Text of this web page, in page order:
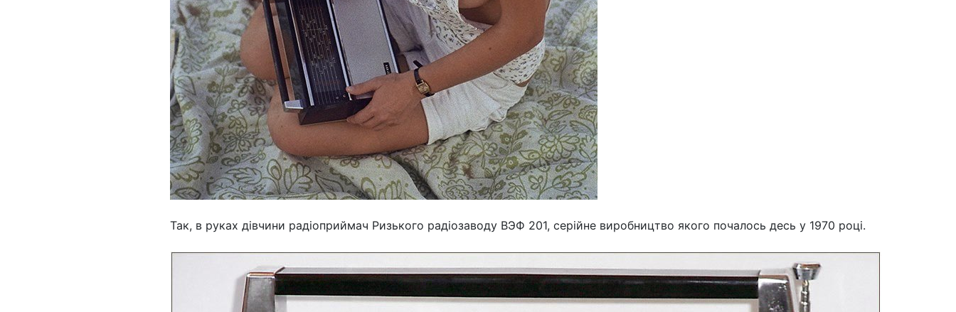
Так, в руках дівчини радіоприймач Ризького радіозаводу ВЭФ 201, серійне виробництво якого почалось десь у 1970 році.